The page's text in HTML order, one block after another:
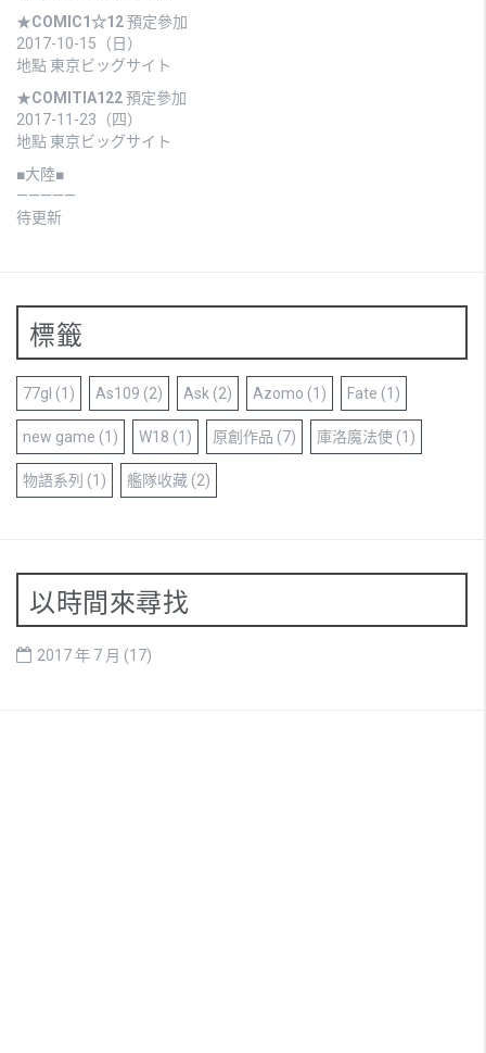
★COMIC1☆12預定參加
2017-10-15（日）
地點 東京ビッグサイト
★COMITIA122預定參加
2017-11-23（四）
地點 東京ビッグサイト
■大陸■
—————
待更新
標籤
77gl (1) As109 (2) Ask (2) Azomo (1) Fate (1)
new game (1) W18 (1) 原創作品 (7) 庫洛魔法使 (1)
物語系列 (1) 艦隊收藏 (2)
以時間來尋找
2017 年 7 月 (17)